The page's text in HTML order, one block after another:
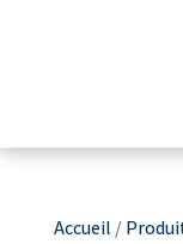
Accueil /